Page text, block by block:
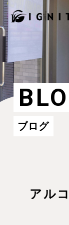
ブログ
アル